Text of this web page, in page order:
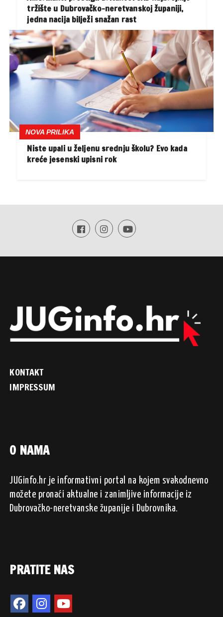
tržište u Dubrovačko-neretvanskoj županiji,
jedna nacija bilježi snažan rast
NOVA PRILIKA
Niste upali u željenu srednju školu? Evo kada
kreće jesenski upisni rok
KONTAKT
IMPRESSUM
O NAMA
JUGinfo.hr je informativni portal na kojem svakodnevno
možete pronaći aktualne i zanimljive informacije iz
Dubrovačko-neretvanske županije i Dubrovnika.
PRATITE NAS